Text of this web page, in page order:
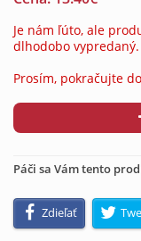
Je nám ľúto, ale
dlhodobo vypredaný.
Prosím, pokračujte
Páči sa Vám tento
Zdieľať